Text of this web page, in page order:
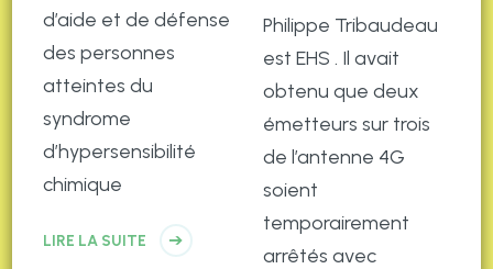
Philippe Tribaudeau
est EHS . Il avait
obtenu que deux
émetteurs sur trois
de l’antenne 4G
soient
temporairement
arrêtés avec
d’aide et de défense
des personnes
atteintes du
syndrome
d’hypersensibilité
chimique
LIRE LA SUITE